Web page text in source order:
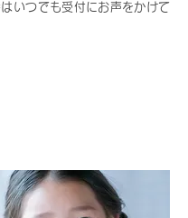
いつでも受付にお声をかけて